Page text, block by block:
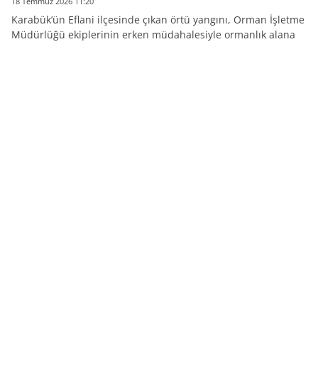
Karabük’ün Eflani ilçesinde çıkan örtü yangını, Orman İşletme
Müdürlüğü ekiplerinin erken müdahalesiyle ormanlık alana